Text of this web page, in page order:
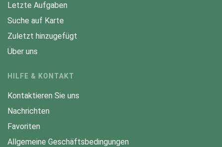
Letzte Aufgaben
Suche auf Karte
Zuletzt hinzugefügt
Über uns
HILFE & KONTAKT
Kontaktieren Sie uns
Nachrichten
Favoriten
Allgemeine Geschäftsbedingungen